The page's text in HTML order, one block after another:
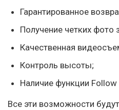
Гарантированное
Получение четких фото
Качественная
Контроль высоты;
Наличие функции
Все эти возможности